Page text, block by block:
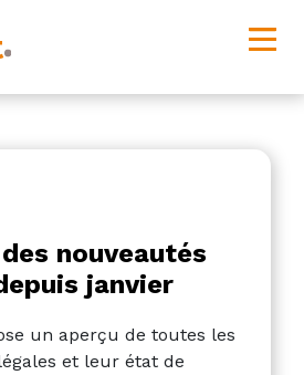
nouveautés
janvier
un aperçu de toutes les
et leur état de